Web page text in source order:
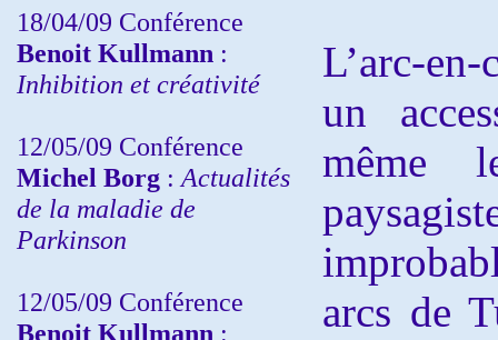
18/04/09 Conférence
Benoit Kullmann :
Inhibition et créativité
12/05/09 Conférence
Michel Borg : Actualités
de la maladie de
Parkinson
12/05/09 Conférence
Benoit Kullmann :
L’arc-
un
même
arcs de